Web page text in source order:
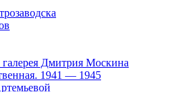
галерея Дмитрия Москина
1941 — 1945